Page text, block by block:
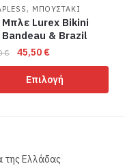
, ΜΠΟΥΣΤΑΚΙ
Μπλε Lurex Bikini
Bandeau & Brazil
€
Original
price
was:
65,00 €.
45,50 €Η
τρέχουσα
τιμή
είναι:
Επιλογή
της Ελλάδας